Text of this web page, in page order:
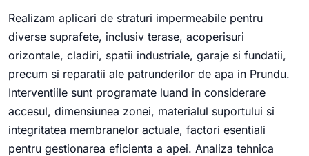
Realizam aplicari de straturi impermeabile pentru
diverse suprafete, inclusiv terase, acoperisuri
orizontale, cladiri, spatii industriale, garaje si fundatii,
precum si reparatii ale patrunderilor de apa in Prundu.
Interventiile sunt programate luand in considerare
accesul, dimensiunea zonei, materialul suportului si
integritatea membranelor actuale, factori esentiali
pentru gestionarea eficienta a apei. Analiza tehnica